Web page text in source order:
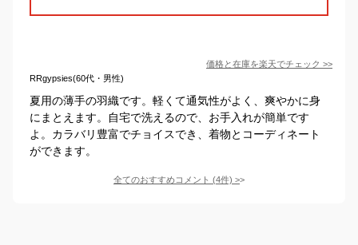
価格と在庫を楽天でチェック >>
RRgypsies(60代・男性)
夏用の薄手の羽織です。軽くて通気性がよく、爽やかに身
にまとえます。自宅で洗えるので、お手入れが簡単です
よ。カラバリ豊富でチョイスでき、着物とコーディネート
ができます。
全てのおすすめコメント (4件) >